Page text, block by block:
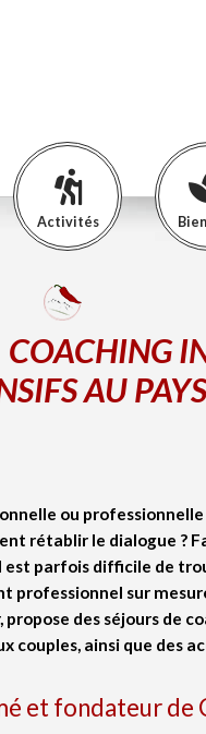
Activités
COACHING
AU
ou
rétablir le dialogue ?
est parfois difficile de
professionnel sur
des séjours de
couples, ainsi que des
et fondateur de